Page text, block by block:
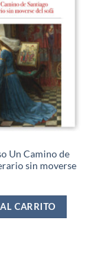
Un Camino de
sin moverse
CARRITO